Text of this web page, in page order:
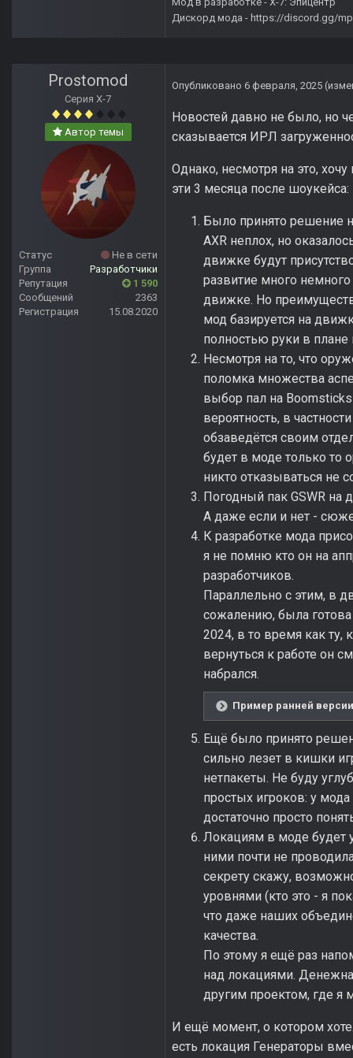
Дискорд мода - https://discord.gg/
Prostomod
Серия Х-7
Автор темы
Статус
Не в сети
Группа
Разработчики
Репутация
1 590
Сообщений
2363
Регистрация
15.08.2020
Опубликовано 6 февраля, 2025
Новостей давно не было, но
сказывается ИРЛ
Однако, несмотря на это,
эти 3 месяца после шоукейса:
Было принято решение
AXR неплох, но
движке будут
развитие много немного
движке. Но
мод базируется на
полностью руки в
Несмотря на то, что
поломка множества
выбор пал на Boomsticks
вероятность, в
обзаведётся своим
будет в моде только то
никто отказываться не
Погодный пак GSWR на
А даже если и нет -
К разработке мода
я не помню кто он на
разработчиков.
Параллельно с этим, в
сожалению, была готова
2024, в то время как ту,
вернуться к работе он
набрался.
Пример ранней версии
Ещё было принято
сильно лезет в кишки
нетпакеты. Не буду
простых игроков: у
достаточно просто
Локациям в моде будет
ними почти не
секрету скажу,
уровнями (кто это - я
что даже наших
качества.
По этому я ещё раз
над локациями.
другим проектом, где я
И ещё момент, о котором
есть локация Генераторы